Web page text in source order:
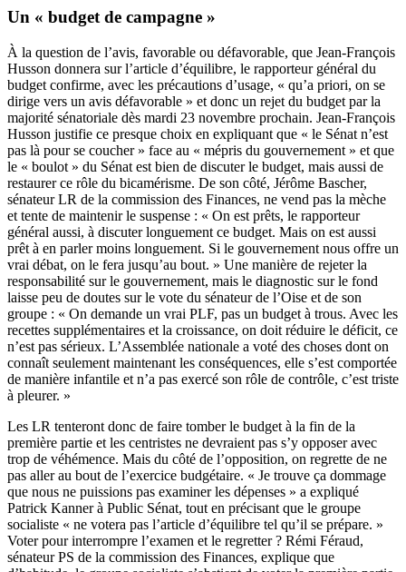
Un « budget de campagne »
À la question de l’avis, favorable ou défavorable, que Jean-François
Husson donnera sur l’article d’équilibre, le rapporteur général du
budget confirme, avec les précautions d’usage, « qu’a priori, on se
dirige vers un avis défavorable » et donc un rejet du budget par la
majorité sénatoriale dès mardi 23 novembre prochain. Jean-François
Husson justifie ce presque choix en expliquant que « le Sénat n’est
pas là pour se coucher » face au « mépris du gouvernement » et que
le « boulot » du Sénat est bien de discuter le budget, mais aussi de
restaurer ce rôle du bicamérisme. De son côté, Jérôme Bascher,
sénateur LR de la commission des Finances, ne vend pas la mèche
et tente de maintenir le suspense : « On est prêts, le rapporteur
général aussi, à discuter longuement ce budget. Mais on est aussi
prêt à en parler moins longuement. Si le gouvernement nous offre un
vrai débat, on le fera jusqu’au bout. » Une manière de rejeter la
responsabilité sur le gouvernement, mais le diagnostic sur le fond
laisse peu de doutes sur le vote du sénateur de l’Oise et de son
groupe : « On demande un vrai PLF, pas un budget à trous. Avec les
recettes supplémentaires et la croissance, on doit réduire le déficit, ce
n’est pas sérieux. L’Assemblée nationale a voté des choses dont on
connaît seulement maintenant les conséquences, elle s’est comportée
de manière infantile et n’a pas exercé son rôle de contrôle, c’est triste
à pleurer. »
Les LR tenteront donc de faire tomber le budget à la fin de la
première partie et les centristes ne devraient pas s’y opposer avec
trop de véhémence. Mais du côté de l’opposition, on regrette de ne
pas aller au bout de l’exercice budgétaire. « Je trouve ça dommage
que nous ne puissions pas examiner les dépenses » a expliqué
Patrick Kanner à Public Sénat, tout en précisant que le groupe
socialiste « ne votera pas l’article d’équilibre tel qu’il se prépare. »
Voter pour interrompre l’examen et le regretter ? Rémi Féraud,
sénateur PS de la commission des Finances, explique que